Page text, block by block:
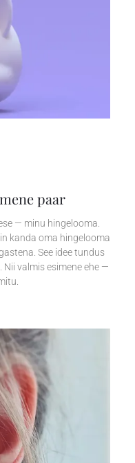
paar
— minu hingelooma.
kanda oma hingelooma
See idee tundus
valmis esimene ehe —